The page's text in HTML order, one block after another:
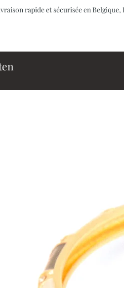
rapide et sécurisée en